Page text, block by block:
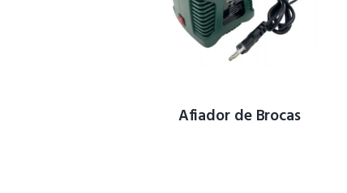
Afiador de Brocas